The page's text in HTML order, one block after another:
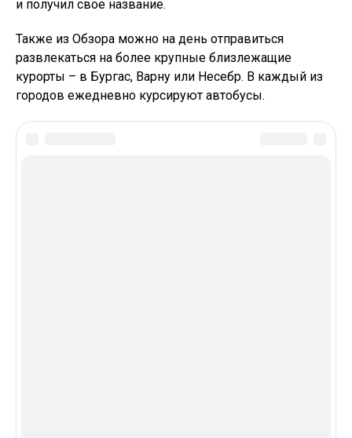
и получил свое название.
Также из Обзора можно на день отправиться
развлекаться на более крупные близлежащие
курорты – в Бургас, Варну или Несебр. В каждый из
городов ежедневно курсируют автобусы.